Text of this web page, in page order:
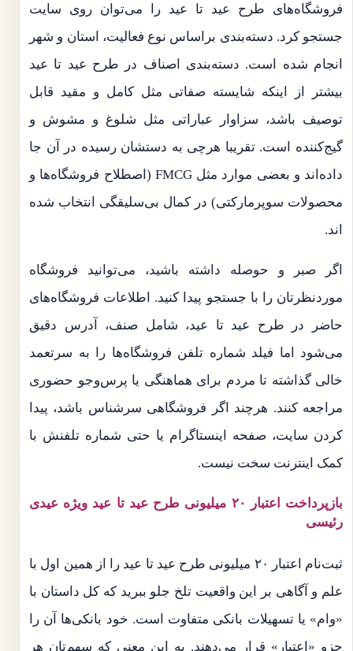
فروشگاه‌های طرح عید تا عید را می‌توان روی سایت
جستجو کرد. دسته‌بندی براساس نوع فعالیت، استان و شهر
انجام شده است. دسته‌بندی اصناف در طرح عید تا عید
بیشتر از اینکه شایسته صفاتی مثل کامل و مقید قابل
توصیف باشد، سزاوار عباراتی مثل شلوغ و مشوش و
گیج‌کننده است. تقریبا هرچی به دستشان رسیده در آن جا
داده‌اند و بعضی موارد مثل FMCG (اصطلاح فروشگاه‌ها و
محصولات سوپرمارکتی) در کمال بی‌سلیقگی انتخاب شده
اند.
اگر صبر و حوصله داشته باشید، می‌توانید فروشگاه
موردنظرتان را با جستجو پیدا کنید. اطلاعات فروشگاه‌های
حاضر در طرح عید تا عید، شامل صنف، آدرس دقیق
می‌شود اما فیلد شماره تلفن فروشگاه‌ها را به سرتعمد
خالی گذاشته تا مردم برای هماهنگی یا پرس‌وجو حضوری
مراجعه کنند. هرچند اگر فروشگاهی سرشناس باشد، پیدا
کردن سایت، صفحه اینستاگرام یا حتی شماره تلفنش با
کمک اینترنت سخت نیست.
بازپرداخت اعتبار ۲۰ میلیونی طرح عید تا عید ویژه عیدی
رئیسی
ثبت‌نام اعتبار ۲۰ میلیونی طرح عید تا عید را از همین اول با
علم و آگاهی بر این واقعیت تلخ جلو ببرید که کل داستان با
«وام» یا تسهیلات بانکی متفاوت است. خود بانکی‌ها آن را
جزو «اعتبار» قرار می‌دهند. به این معنی که سهم‌تان هر